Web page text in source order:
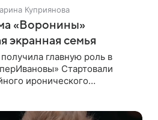
Куприянова
«Воронины»
экранная семья
главную роль в
Стартовали
иронического